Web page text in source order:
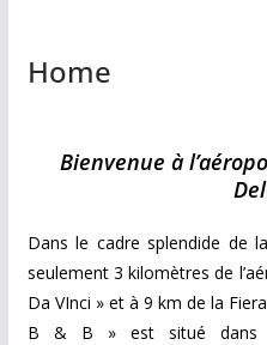
Home
Bienvenue à
Dans le cadre splendide de
seulement 3 kilomètres de
Da VInci » et à 9 km de la
B & B » est situé dans